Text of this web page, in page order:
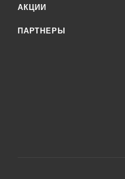
АКЦИИ
ПАРТНЕРЫ